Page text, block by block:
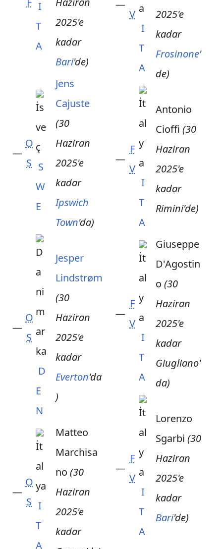
I
T
A
2025'e
kadar
Bari'de)
—
O
S S
W
E
Jens
Cajuste
(30
Haziran
2025'e
kadar
Ipswich
Town'da)
—
O
S
D
E
N
Jesper
Lindstrøm
(30
Haziran
2025'e
kadar
Everton'da
)
—
O
S I
T
A
Matteo
Marchisa
no (30
Haziran
2025'e
kadar
—
V
I
T
A
2025'e
kadar
Frosinone'
de)
—
F
V
I
T
A
Antonio
Cioffi (30
Haziran
2025'e
kadar
Rimini'de)
—
F
V
I
T
A
Giuseppe
D'Agostin
o (30
Haziran
2025'e
kadar
Giugliano'
da)
—
F
V
I
T
A
Lorenzo
Sgarbi (30
Haziran
2025'e
kadar
Bari'de)